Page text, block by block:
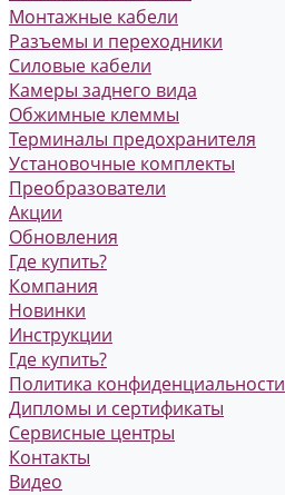
Монтажные кабели
Разъемы и переходники
Силовые кабели
Камеры заднего вида
Обжимные клеммы
Терминалы предохранителя
Установочные комплекты
Преобразователи
Акции
Обновления
Где купить?
Компания
Новинки
Инструкции
Где купить?
Политика конфиденциальности
Дипломы и сертификаты
Сервисные центры
Контакты
Видео